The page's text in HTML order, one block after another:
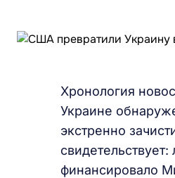
Хронология
Украине
экстренно
финансировало